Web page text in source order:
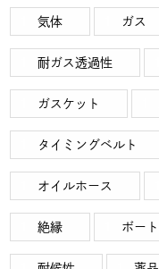
気体 ガス
耐ガス透過性
ガスケット
タイミングベルト
オイルホース
絶縁 ボート